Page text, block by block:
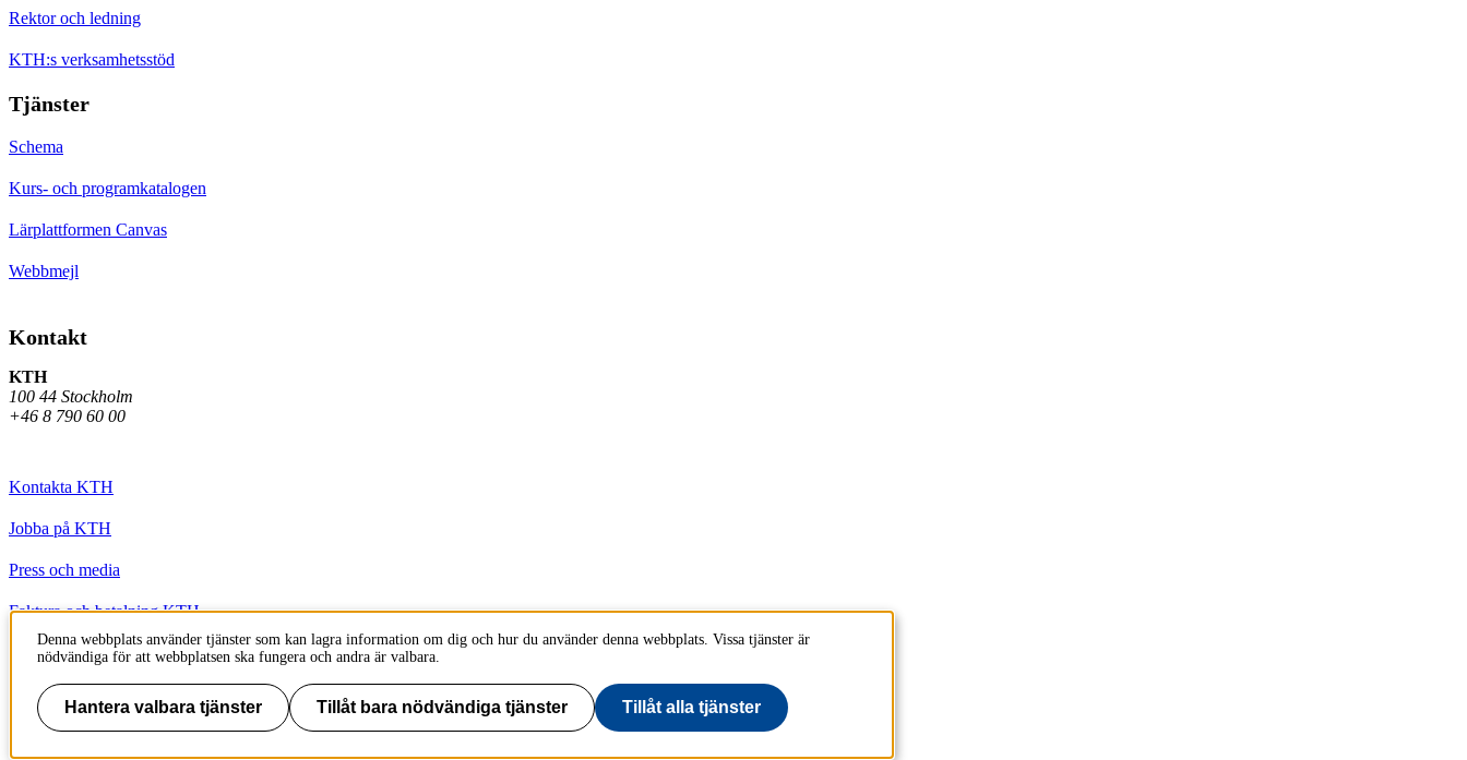
Rektor och ledning
KTH:s verksamhetsstöd
Tjänster
Schema
Kurs- och programkatalogen
Lärplattformen Canvas
Webbmejl
Kontakt
KTH
100 44 Stockholm
+46 8 790 60 00
Kontakta KTH
Jobba på KTH
Press och media
Faktura och betalning KTH
Om KTH:s webbplatser
Tillgänglighetsredogörelse
Denna webbplats använder tjänster som kan lagra information om dig och hur du använder denna webbplats. Vissa tjänster är
nödvändiga för att webbplatsen ska fungera och andra är valbara.
Hantera valbara tjänster Tillåt bara nödvändiga tjänster Tillåt alla tjänster